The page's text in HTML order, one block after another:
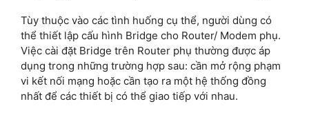
Tùy thuộc vào các tình huống cụ thể, người dùng có
thể thiết lập cấu hình Bridge cho Router/ Modem phụ.
Việc cài đặt Bridge trên Router phụ thường được áp
dụng trong những trường hợp sau: cần mở rộng phạm
vi kết nối mạng hoặc cần tạo ra một hệ thống đồng
nhất để các thiết bị có thể giao tiếp với nhau.